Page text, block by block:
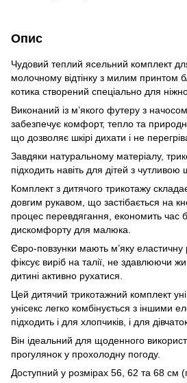
Опис
Чудовий теплий ясельний комплект
молочному відтінку з милим принтом
котика створений спеціально для
Виконаний із м’якого футеру з
забезпечує комфорт, тепло та
що дозволяє шкірі дихати і не
Завдяки натуральному матеріалу,
підходить навіть для дітей з чутливою
Комплект з дитячого трикотажу
довгим рукавом, що застібається на
процес перевдягання, економить час
дискомфорту для малюка.
Євро-повзунки мають м’яку еластичну
фіксує виріб на талії, не здавлюючи
дитині активно рухатися.
Цей дитячий трикотажний комплект
унісекс легко комбінується з іншими
підходить і для хлопчиків, і для
Він ідеальний для щоденного
прогулянок у прохолодну погоду.
Доступний у розмірах 56, 62 та 68 см